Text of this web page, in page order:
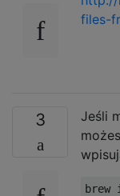
files-
3 Jeśli